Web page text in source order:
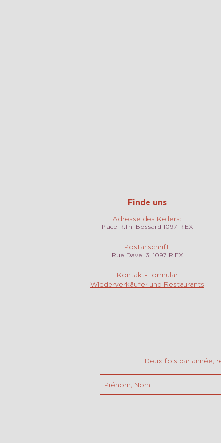
Finde uns
Adresse des Kellers::
Place R.Th. Bossard 1097 RIEX
Postanschrift:
Rue Davel 3, 1097 RIEX
Kontakt-Formular
Wiederverkäufer und Restaurants
Deux fois par année,